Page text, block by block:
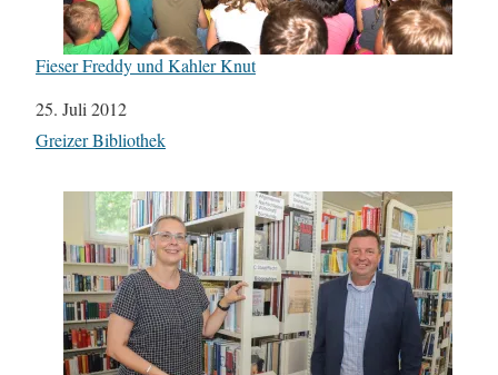
Fieser Freddy und Kahler Knut
Datum
25. Juli 2012
In Bezug auf
Greizer Bibliothek